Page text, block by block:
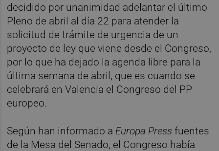
decidido por unanimidad adelantar el último
Pleno de abril al día 22 para atender la
solicitud de trámite de urgencia de un
proyecto de ley que viene desde el Congreso,
por lo que ha dejado la agenda libre para la
última semana de abril, que es cuando se
celebrará en Valencia el Congreso del PP
europeo.
Según han informado a Europa Press fuentes
de la Mesa del Senado, el Congreso había